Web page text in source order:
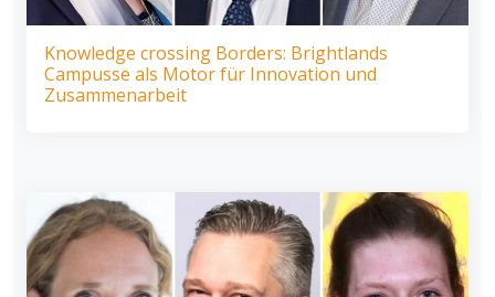
Knowledge crossing Borders: Brightlands
Campusse als Motor für Innovation und
Zusammenarbeit